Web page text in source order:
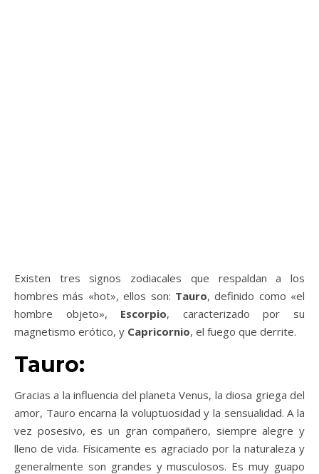
Existen tres signos zodiacales que respaldan a los
hombres más «hot», ellos son: Tauro, definido como «el
hombre objeto», Escorpio, caracterizado por su
magnetismo erótico, y Capricornio, el fuego que derrite.
Tauro:
Gracias a la influencia del planeta Venus, la diosa griega del
amor, Tauro encarna la voluptuosidad y la sensualidad. A la
vez posesivo, es un gran compañero, siempre alegre y
lleno de vida. Físicamente es agraciado por la naturaleza y
generalmente son grandes y musculosos. Es muy guapo